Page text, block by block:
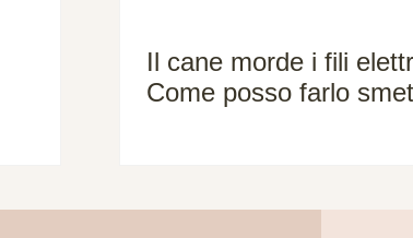
Il cane morde i fili
Come posso farlo